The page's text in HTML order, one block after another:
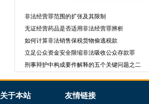
非法经营罪范围的扩张及其限制
无证经营药品是否适用非法经营罪辨析
如何计算非法销售保税货物偷逃税款
立足公众资金安全限缩非法吸收公众存款罪
刑事辩护中构成要件解释的五个关键问题之二
关于本站 友情链接